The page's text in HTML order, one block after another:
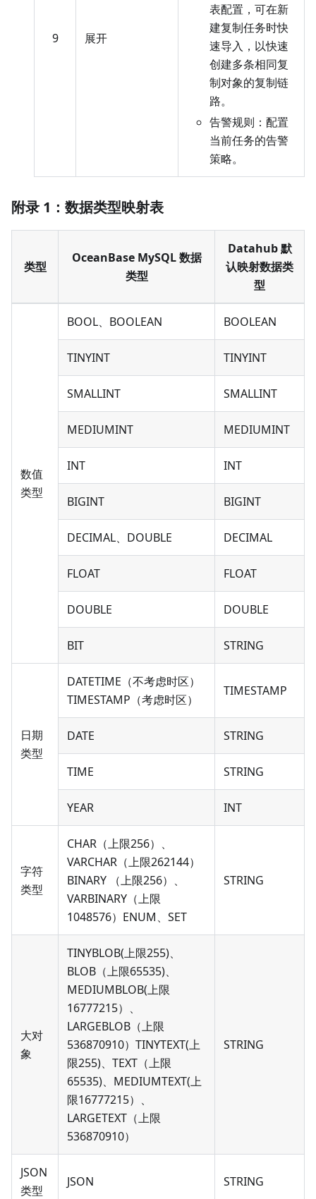
9 展开
表配置，可在新
建复制任务时快
速导入，以快速
创建多条相同复
制对象的复制链
路。
告警规则：配置
当前任务的告警
策略。
附录 1：数据类型映射表
类型
OceanBase MySQL 数据
类型
Datahub 默
认映射数据类
型
数值
类型
BOOL、BOOLEAN BOOLEAN
TINYINT TINYINT
SMALLINT SMALLINT
MEDIUMINT MEDIUMINT
INT INT
BIGINT BIGINT
DECIMAL、DOUBLE DECIMAL
FLOAT FLOAT
DOUBLE DOUBLE
BIT STRING
日期
类型
DATETIME（不考虑时区）
TIMESTAMP（考虑时区）
TIMESTAMP
DATE STRING
TIME STRING
YEAR INT
字符
类型
CHAR（上限256）、
VARCHAR（上限262144）
BINARY （上限256）、
VARBINARY（上限
1048576）ENUM、SET
STRING
大对
象
TINYBLOB(上限255)、
BLOB（上限65535)、
MEDIUMBLOB(上限
16777215）、
LARGEBLOB（上限
536870910）TINYTEXT(上
限255)、TEXT（上限
65535)、MEDIUMTEXT(上
限16777215）、
LARGETEXT（上限
536870910）
STRING
JSON
类型
JSON STRING